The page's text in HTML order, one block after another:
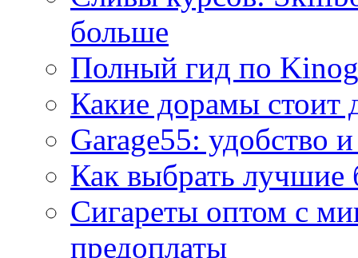
больше
Полный гид по
Какие дорамы стоит
Garage55: удобство
Как выбрать
Сигареты оптом с
предоплаты